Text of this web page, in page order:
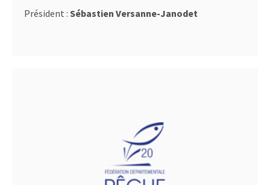
Président : Sébastien Versanne-Janodet